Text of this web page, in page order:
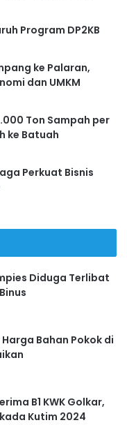
Program DP2KB
ke Palaran,
dan UMKM
Ton Sampah per
ke Batuah
Perkuat Bisnis
Diduga Terlibat
Bahan Pokok di
B1 KWK Golkar,
Kutim 2024